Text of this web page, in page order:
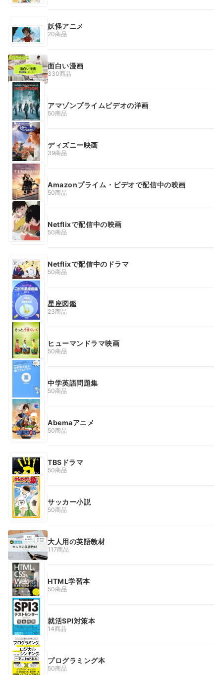
妖怪アニメ
20商品
面白い漫画
330商品
アマゾンプライムビデオの洋画
50商品
ディズニー映画
39商品
Amazonプライム・ビデオで配信中の映画
50商品
Netflixで配信中の映画
50商品
Netflixで配信中のドラマ
50商品
星座図鑑
23商品
ヒューマンドラマ映画
50商品
中学英語問題集
50商品
Abemaアニメ
50商品
TBSドラマ
50商品
サッカー小説
50商品
大人用の英語教材
117商品
HTML学習本
50商品
就活SPI対策本
14商品
プログラミング本
50商品